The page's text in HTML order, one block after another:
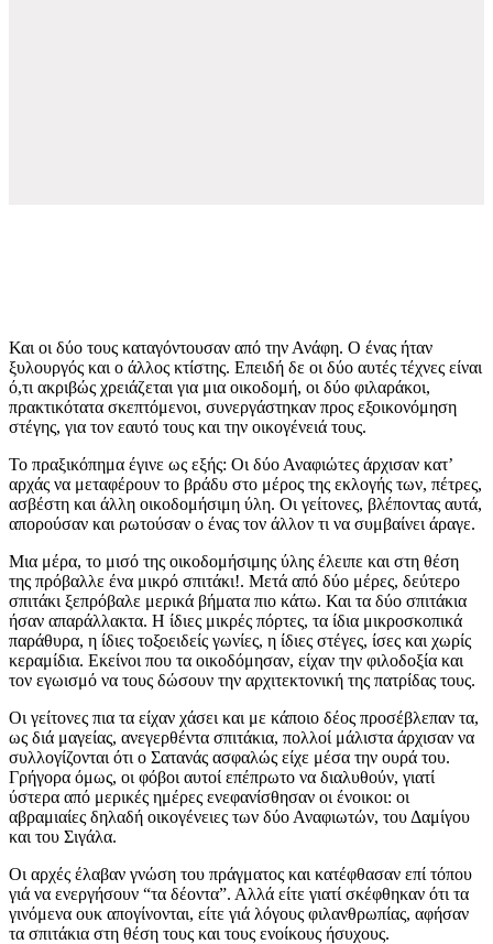
Και οι δύο τους καταγόντουσαν από την Ανάφη. Ο ένας ήταν
ξυλουργός και ο άλλος κτίστης. Επειδή δε οι δύο αυτές τέχνες είναι
ό,τι ακριβώς χρειάζεται για μια οικοδομή, οι δύο φιλαράκοι,
πρακτικότατα σκεπτόμενοι, συνεργάστηκαν προς εξοικονόμηση
στέγης, για τον εαυτό τους και την οικογένειά τους.
Το πραξικόπημα έγινε ως εξής: Οι δύο Αναφιώτες άρχισαν κατ’
αρχάς να μεταφέρουν το βράδυ στο μέρος της εκλογής των, πέτρες,
ασβέστη και άλλη οικοδομήσιμη ύλη. Οι γείτονες, βλέποντας αυτά,
απορούσαν και ρωτούσαν ο ένας τον άλλον τι να συμβαίνει άραγε.
Μια μέρα, το μισό της οικοδομήσιμης ύλης έλειπε και στη θέση
της πρόβαλλε ένα μικρό σπιτάκι!. Μετά από δύο μέρες, δεύτερο
σπιτάκι ξεπρόβαλε μερικά βήματα πιο κάτω. Και τα δύο σπιτάκια
ήσαν απαράλλακτα. Η ίδιες μικρές πόρτες, τα ίδια μικροσκοπικά
παράθυρα, η ίδιες τοξοειδείς γωνίες, η ίδιες στέγες, ίσες και χωρίς
κεραμίδια. Εκείνοι που τα οικοδόμησαν, είχαν την φιλοδοξία και
τον εγωισμό να τους δώσουν την αρχιτεκτονική της πατρίδας τους.
Οι γείτονες πια τα είχαν χάσει και με κάποιο δέος προσέβλεπαν τα,
ως διά μαγείας, ανεγερθέντα σπιτάκια, πολλοί μάλιστα άρχισαν να
συλλογίζονται ότι ο Σατανάς ασφαλώς είχε μέσα την ουρά του.
Γρήγορα όμως, οι φόβοι αυτοί επέπρωτο να διαλυθούν, γιατί
ύστερα από μερικές ημέρες ενεφανίσθησαν οι ένοικοι: οι
αβραμιαίες δηλαδή οικογένειες των δύο Αναφιωτών, του Δαμίγου
και του Σιγάλα.
Οι αρχές έλαβαν γνώση του πράγματος και κατέφθασαν επί τόπου
γιά να ενεργήσουν “τα δέοντα”. Αλλά είτε γιατί σκέφθηκαν ότι τα
γινόμενα ουκ απογίνονται, είτε γιά λόγους φιλανθρωπίας, αφήσαν
τα σπιτάκια στη θέση τους και τους ενοίκους ήσυχους.